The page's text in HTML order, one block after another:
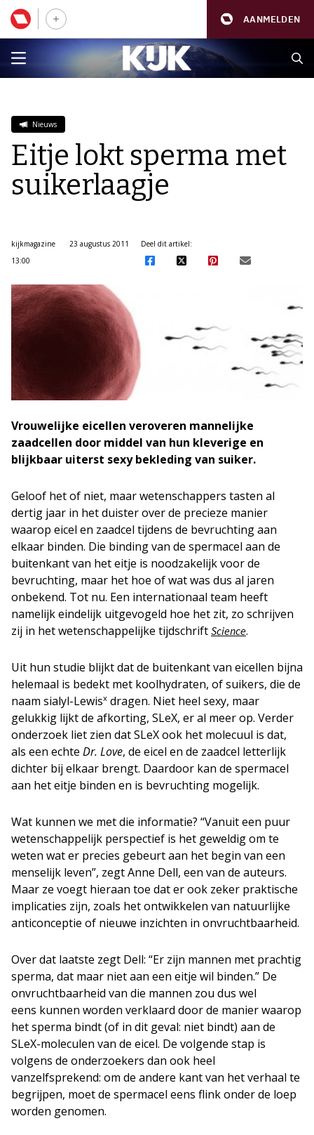
AANMELDEN
Nieuws
Eitje lokt sperma met
suikerlaagje
kijkmagazine
23 augustus 2011
13:00
Deel dit artikel:
Vrouwelijke eicellen veroveren mannelijke
zaadcellen door middel van hun kleverige en
blijkbaar uiterst sexy bekleding van suiker.
Geloof het of niet, maar wetenschappers tasten al
dertig jaar in het duister over de precieze manier
waarop eicel en zaadcel tijdens de bevruchting aan
elkaar binden. Die binding van de spermacel aan de
buitenkant van het eitje is noodzakelijk voor de
bevruchting, maar het hoe of wat was dus al jaren
onbekend. Tot nu. Een internationaal team heeft
namelijk eindelijk uitgevogeld hoe het zit, zo schrijven
zij in het wetenschappelijke tijdschrift Science.
Uit hun studie blijkt dat de buitenkant van eicellen bijna
helemaal is bedekt met koolhydraten, of suikers, die de
naam sialyl-Lewisx dragen. Niet heel sexy, maar
gelukkig lijkt de afkorting, SLeX, er al meer op. Verder
onderzoek liet zien dat SLeX ook het molecuul is dat,
als een echte Dr. Love, de eicel en de zaadcel letterlijk
dichter bij elkaar brengt. Daardoor kan de spermacel
aan het eitje binden en is bevruchting mogelijk.
Wat kunnen we met die informatie? “Vanuit een puur
wetenschappelijk perspectief is het geweldig om te
weten wat er precies gebeurt aan het begin van een
menselijk leven”, zegt Anne Dell, een van de auteurs.
Maar ze voegt hieraan toe dat er ook zeker praktische
implicaties zijn, zoals het ontwikkelen van natuurlijke
anticonceptie of nieuwe inzichten in onvruchtbaarheid.
Over dat laatste zegt Dell: “Er zijn mannen met prachtig
sperma, dat maar niet aan een eitje wil binden.” De
onvruchtbaarheid van die mannen zou dus wel
eens kunnen worden verklaard door de manier waarop
het sperma bindt (of in dit geval: niet bindt) aan de
SLeX-moleculen van de eicel. De volgende stap is
volgens de onderzoekers dan ook heel
vanzelfsprekend: om de andere kant van het verhaal te
begrijpen, moet de spermacel eens flink onder de loep
worden genomen.